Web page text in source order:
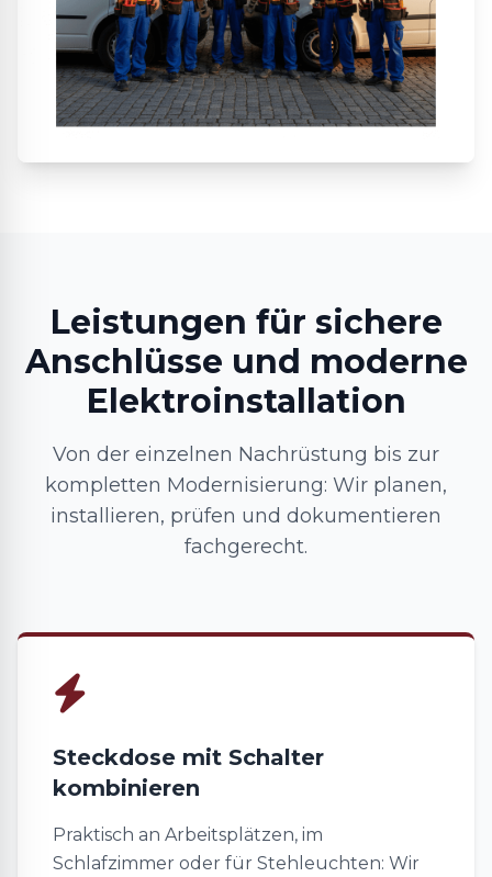
Leistungen für sichere
Anschlüsse und moderne
Elektroinstallation
Von der einzelnen Nachrüstung bis zur
kompletten Modernisierung: Wir planen,
installieren, prüfen und dokumentieren
fachgerecht.
Steckdose mit Schalter
kombinieren
Praktisch an Arbeitsplätzen, im
Schlafzimmer oder für Stehleuchten: Wir